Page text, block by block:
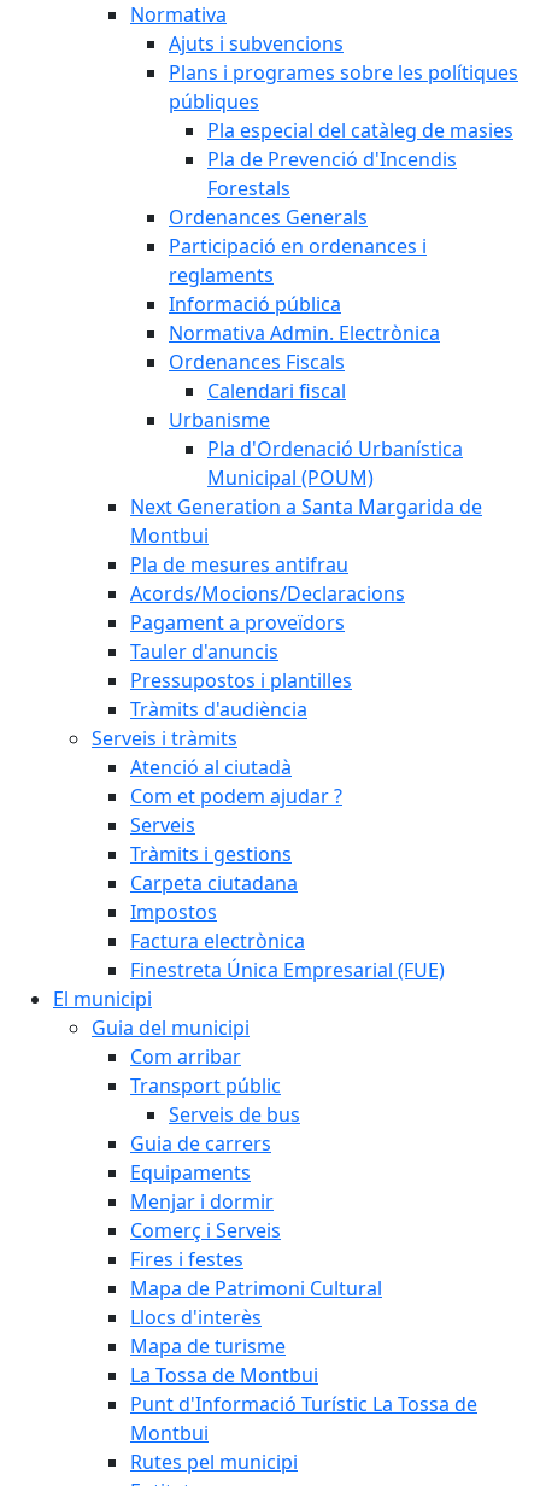
Normativa
Ajuts i subvencions
Plans i programes sobre les polítiques
públiques
Pla especial del catàleg de masies
Pla de Prevenció d'Incendis
Forestals
Ordenances Generals
Participació en ordenances i
reglaments
Informació pública
Normativa Admin. Electrònica
Ordenances Fiscals
Calendari fiscal
Urbanisme
Pla d'Ordenació Urbanística
Municipal (POUM)
Next Generation a Santa Margarida de
Montbui
Pla de mesures antifrau
Acords/Mocions/Declaracions
Pagament a proveïdors
Tauler d'anuncis
Pressupostos i plantilles
Tràmits d'audiència
Serveis i tràmits
Atenció al ciutadà
Com et podem ajudar ?
Serveis
Tràmits i gestions
Carpeta ciutadana
Impostos
Factura electrònica
Finestreta Única Empresarial (FUE)
El municipi
Guia del municipi
Com arribar
Transport públic
Serveis de bus
Guia de carrers
Equipaments
Menjar i dormir
Comerç i Serveis
Fires i festes
Mapa de Patrimoni Cultural
Llocs d'interès
Mapa de turisme
La Tossa de Montbui
Punt d'Informació Turístic La Tossa de
Montbui
Rutes pel municipi